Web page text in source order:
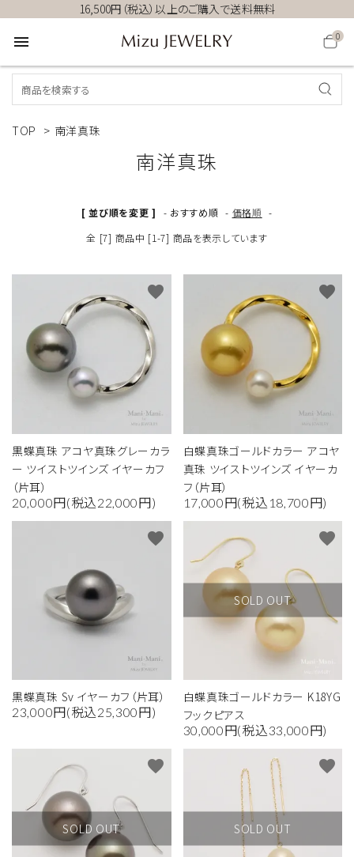
16,500円（税込）以上のご購入で送料無料
menu 0
TOP > 南洋真珠
南洋真珠
[ 並び順を変更 ] - おすすめ順 - 価格順 -
全 [7] 商品中 [1-7] 商品を表示しています
黒蝶真珠 アコヤ真珠グレーカラ
ー ツイストツインズ イヤーカフ
（片耳）
20,000円(税込22,000円)
favorite
白蝶真珠ゴールドカラー アコヤ
真珠 ツイストツインズ イヤーカ
フ（片耳）
17,000円(税込18,700円)
favorite
黒蝶真珠 Sv イヤーカフ（片耳）
23,000円(税込25,300円)
favorite
SOLD OUT
白蝶真珠ゴールドカラー K18YG
フックピアス
30,000円(税込33,000円)
favorite
SOLD OUT
favorite
SOLD OUT
favorite